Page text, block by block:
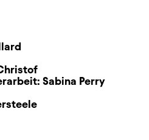
Sabina Perry